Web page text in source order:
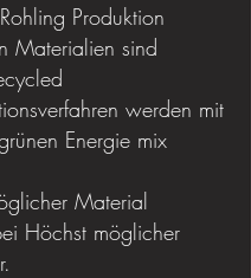
Produktion
Materialien sind
werden mit
Energie mix
Material
Höchst möglicher